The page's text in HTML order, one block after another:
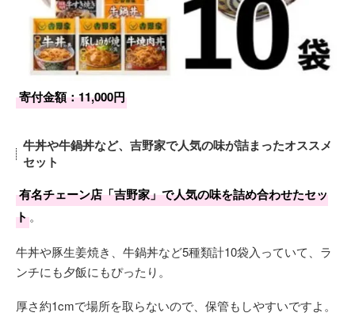
寄付金額：11,000円
牛丼や牛鍋丼など、吉野家で人気の味が詰まったオススメ
セット
有名チェーン店「吉野家」で人気の味を詰め合わせたセッ
ト。
牛丼や豚生姜焼き、牛鍋丼など5種類計10袋入っていて、ラ
ンチにも夕飯にもぴったり。
厚さ約1cmで場所を取らないので、保管もしやすいですよ。